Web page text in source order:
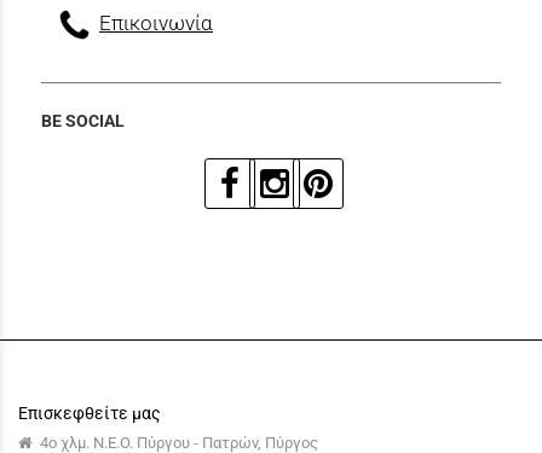
Επικοινωνία
BE SOCIAL
Επισκεφθείτε μας
4ο χλμ. Ν.Ε.Ο. Πύργου - Πατρών, Πύργος